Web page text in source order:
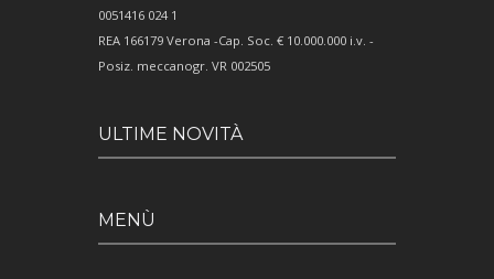
0051416 024 1
REA 166179 Verona -Cap. Soc. € 10.000.000 i.v. -
Posiz. meccanogr. VR 002505
ULTIME NOVITÀ
MENÙ